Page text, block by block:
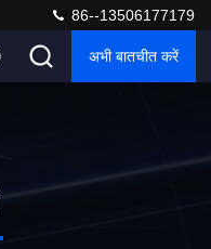
86--13506177179
अभी बातचीत करें